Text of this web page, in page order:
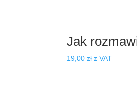
Jak
19,00zł z VAT